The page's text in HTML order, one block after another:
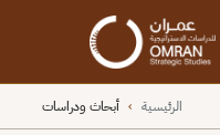
الرئيسية › أبحاث ودراسات